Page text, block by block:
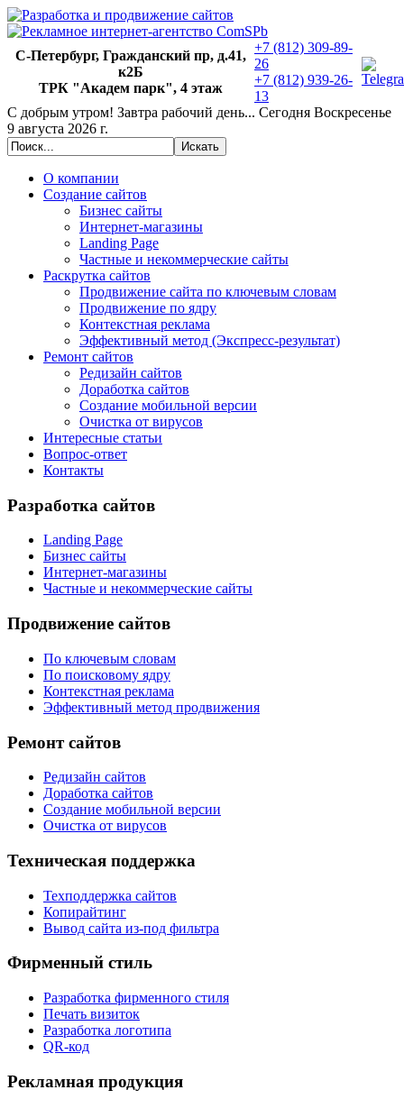
С-Петербург, Гражданский пр, д.41,
к2Б
ТРК "Академ парк", 4 этаж
+7 (812) 309-89-
26
+7 (812) 939-26-
13
С добрым утром! Завтра рабочий день... Сегодня Воскресенье
9 августа 2026 г.
О компании
Создание сайтов
Бизнес сайты
Интернет-магазины
Landing Page
Частные и некоммерческие сайты
Раскрутка сайтов
Продвижение сайта по ключевым словам
Продвижение по ядру
Контекстная реклама
Эффективный метод (Экспресс-результат)
Ремонт сайтов
Редизайн сайтов
Доработка сайтов
Создание мобильной версии
Очистка от вирусов
Интересные статьи
Вопрос-ответ
Контакты
Разработка сайтов
Landing Page
Бизнес сайты
Интернет-магазины
Частные и некоммерческие сайты
Продвижение сайтов
По ключевым словам
По поисковому ядру
Контекстная реклама
Эффективный метод продвижения
Ремонт сайтов
Редизайн сайтов
Доработка сайтов
Создание мобильной версии
Очистка от вирусов
Техническая поддержка
Техподдержка сайтов
Копирайтинг
Вывод сайта из-под фильтра
Фирменный стиль
Разработка фирменного стиля
Печать визиток
Разработка логотипа
QR-код
Рекламная продукция